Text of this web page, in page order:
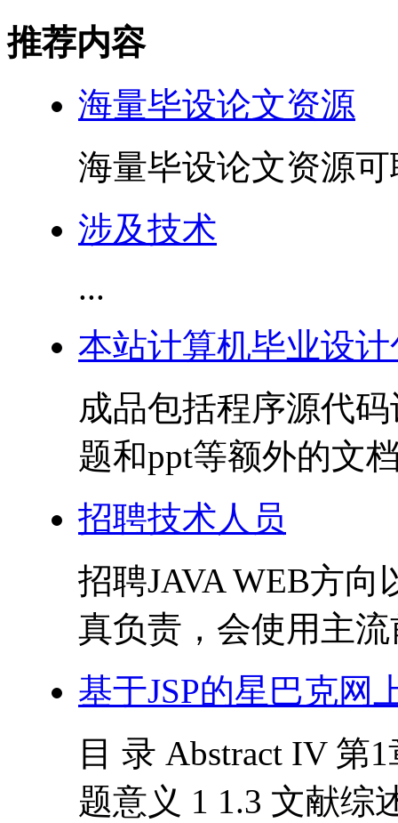
推荐内容
海量毕设论文资源
海量毕设论文资源
涉及技术
...
本站计算机毕业设
成品包括程序源代
题和ppt等额外的文
招聘技术人员
招聘JAVA WEB方
真负责，会使用主
基于JSP的星巴克网
目 录 Abstract IV 第
题意义 1 1.3 文献综